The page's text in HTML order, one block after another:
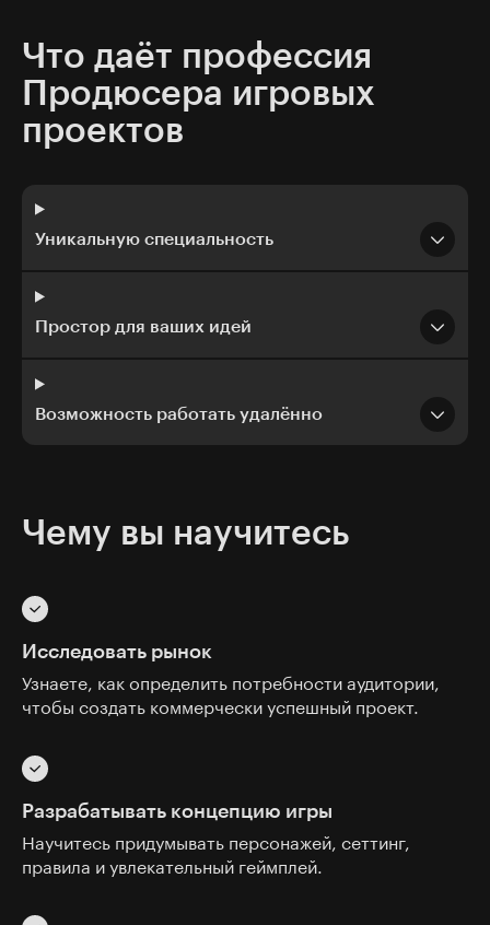
Что даёт профессия
Продюсера игровых
проектов
Уникальную специальность
Простор для ваших идей
Возможность работать удалённо
Чему вы научитесь
Исследовать рынок
Узнаете, как определить потребности аудитории,
чтобы создать коммерчески успешный проект.
Разрабатывать концепцию игры
Научитесь придумывать персонажей, сеттинг,
правила и увлекательный геймплей.